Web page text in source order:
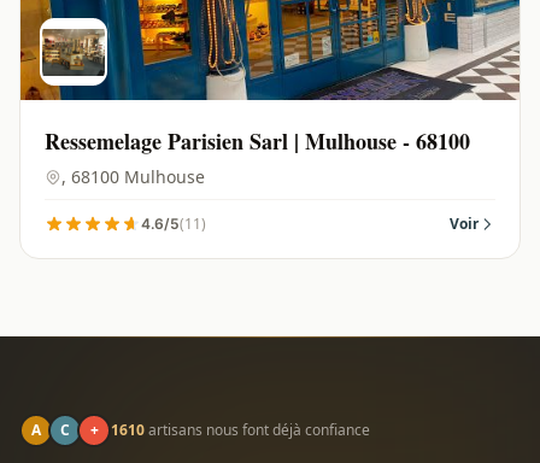
Ressemelage Parisien Sarl | Mulhouse - 68100
, 68100 Mulhouse
4.6/5(11) Voir
A C + 1610artisans nous font déjà confiance